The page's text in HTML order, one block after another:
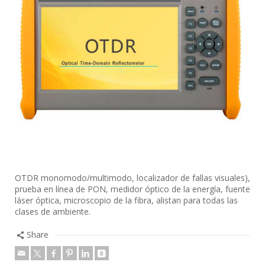
OTDR monomodo/multimodo, localizador de fallas visuales),
prueba en línea de PON, medidor óptico de la energía, fuente
láser óptica, microscopio de la fibra, alistan para todas las
clases de ambiente.
Share